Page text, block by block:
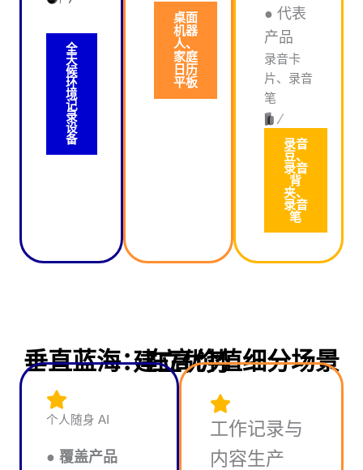
全
天
候
环
境
记
录
设
备
桌面
机器
人、
家庭
日历
平板
● 代表
产品
录音卡
片、录音
笔
录音
豆、
录音
背
夹、
录音
笔
垂直蓝海：在高价值细分场景建立优势
个人随身 AI
● 覆盖产品
工作记录与
内容生产